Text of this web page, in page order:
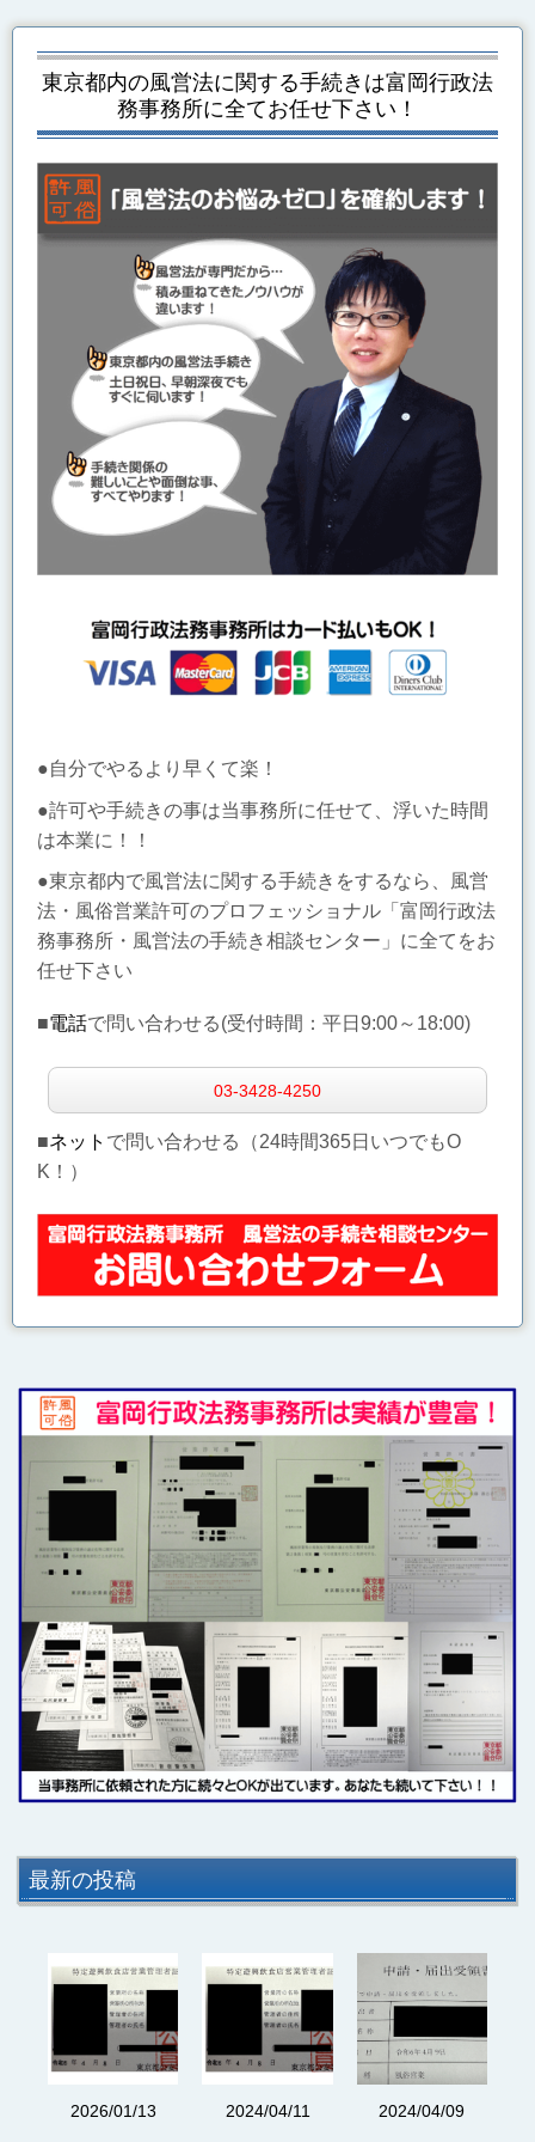
東京都内の風営法に関する手続き は富岡行政法
務事務所に全てお任せ下さい！
●自分でやるより早くて楽！
●許可や手続きの事は当事務所に任せて、浮いた時間
は本業に！！
●東京都内で風営法に関する手続きをするなら、風営
法・風俗営業許可のプロフェッショナル「富岡行政法
務事務所・風営法の手続き相談センター」に全てをお
任せ下さい
■電話で問い合わせる(受付時間： 平日9:00～18:00)
03-3428-4250
■ネット で問い合わせる（24時間365日いつでもO
K！）
最新の投稿
2026/01/13 2024/04/11 2024/04/09